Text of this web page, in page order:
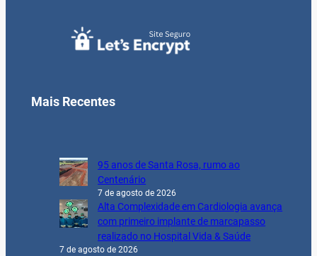
Mais Recentes
95 anos de Santa Rosa, rumo ao
Centenário
7 de agosto de 2026
Alta Complexidade em Cardiologia avança
com primeiro implante de marcapasso
realizado no Hospital Vida & Saúde
7 de agosto de 2026